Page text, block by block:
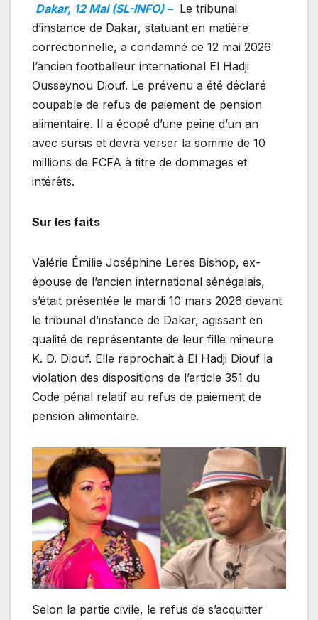
Dakar, 12 Mai (SL-INFO) – Le tribunal
d’instance de Dakar, statuant en matière
correctionnelle, a condamné ce 12 mai 2026
l’ancien footballeur international El Hadji
Ousseynou Diouf. Le prévenu a été déclaré
coupable de refus de paiement de pension
alimentaire. Il a écopé d’une peine d’un an
avec sursis et devra verser la somme de 10
millions de FCFA à titre de dommages et
intérêts.
Sur les faits
Valérie Émilie Joséphine Leres Bishop, ex-
épouse de l’ancien international sénégalais,
s’était présentée le mardi 10 mars 2026 devant
le tribunal d’instance de Dakar, agissant en
qualité de représentante de leur fille mineure
K. D. Diouf. Elle reprochait à El Hadji Diouf la
violation des dispositions de l’article 351 du
Code pénal relatif au refus de paiement de
pension alimentaire.
Selon la partie civile, le refus de s’acquitter